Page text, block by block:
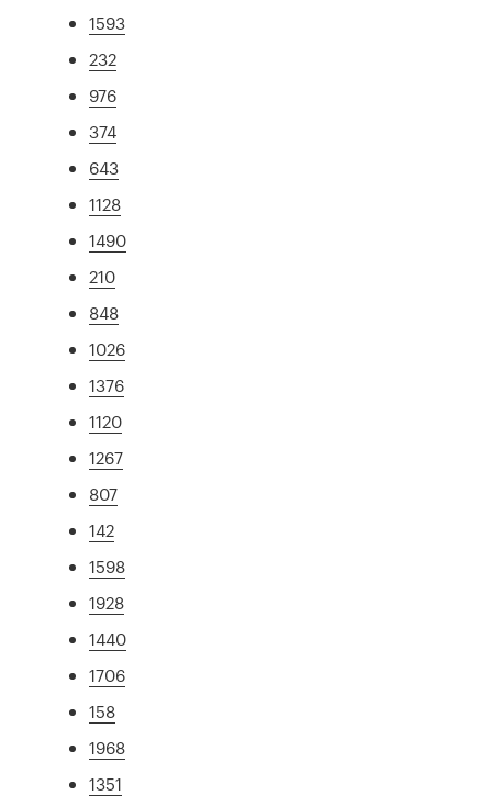
1593
232
976
374
643
1128
1490
210
848
1026
1376
1120
1267
807
142
1598
1928
1440
1706
158
1968
1351